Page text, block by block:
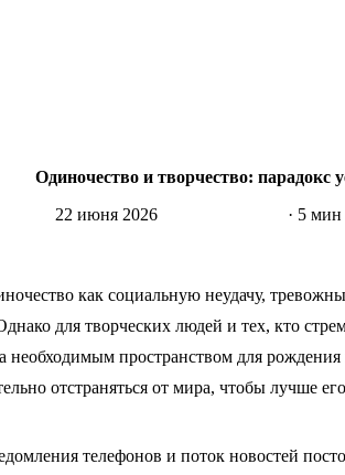
Одиночество и творчество: парадокс
22 июня 2026
· 5 мин
как социальную неудачу,
для творческих людей и тех, кто
а необходимым пространством для
отстраняться от мира, чтобы лучше
телефонов и поток новостей